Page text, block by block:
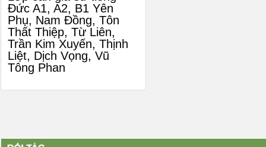
Đức A1, A2, B1 Yên
Phụ, Nam Đồng, Tôn
Thất Thiệp, Từ Liên,
Trần Kim Xuyến, Thịnh
Liệt, Dịch Vọng, Vũ
Tông Phan